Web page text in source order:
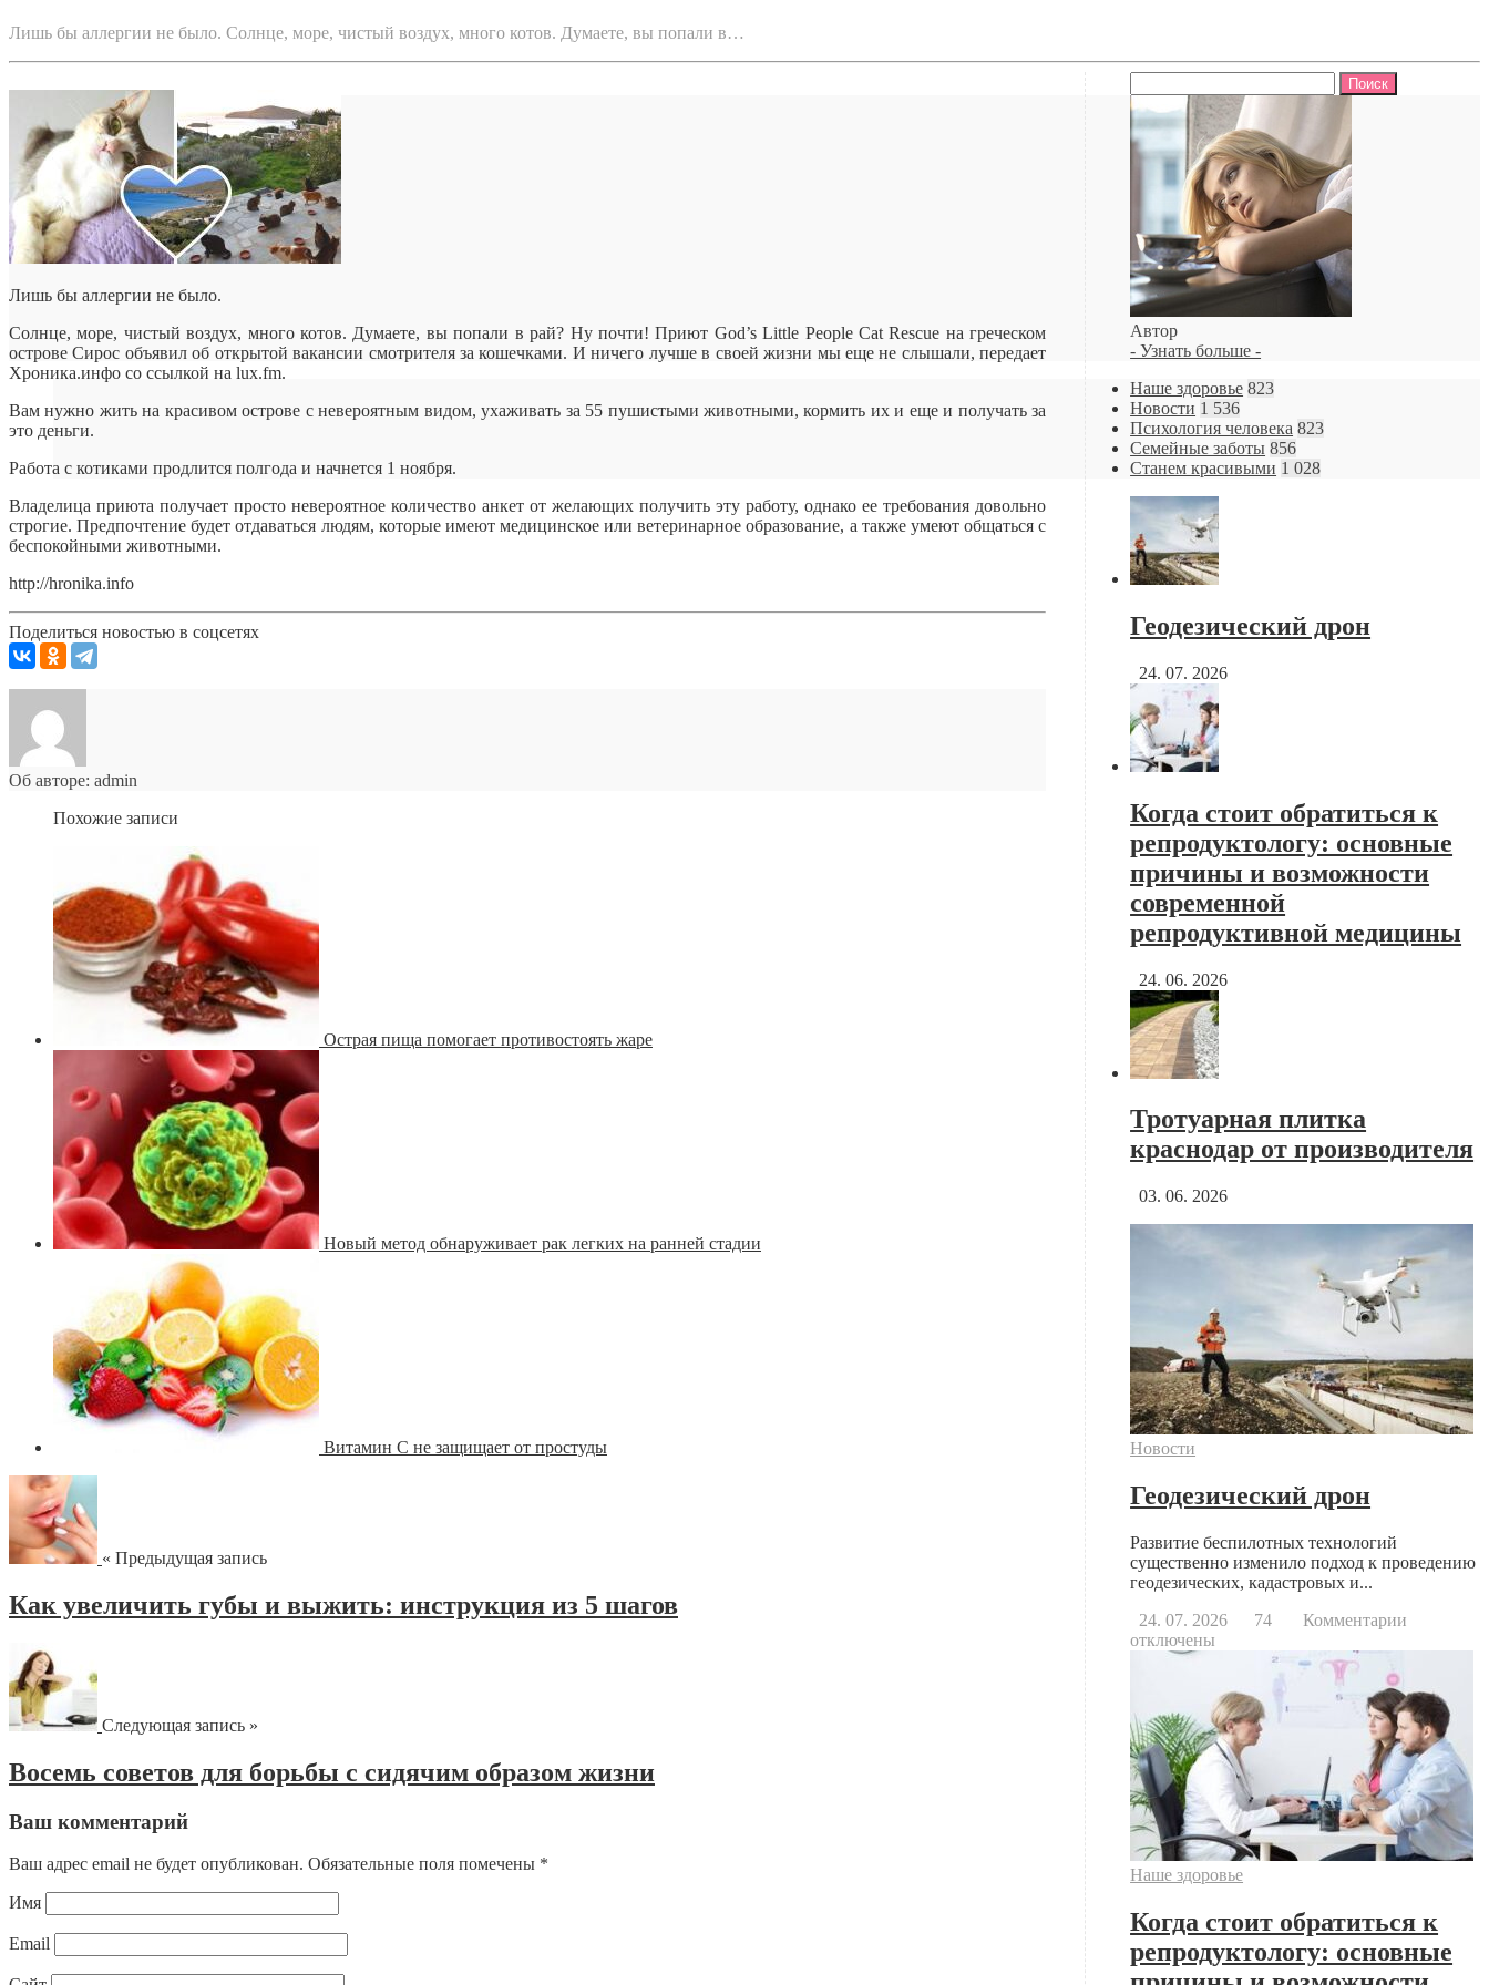
Лишь бы аллергии не было. Солнце, море, чистый воздух, много котов. Думаете, вы попали в…
Лишь бы аллергии не было.
Солнце, море, чистый воздух, много котов. Думаете, вы попали в рай? Ну почти! Приют God’s Little People Cat Rescue на греческом
острове Сирос объявил об открытой вакансии смотрителя за кошечками. И ничего лучше в своей жизни мы еще не слышали, передает
Хроника.инфо со ссылкой на lux.fm.
Вам нужно жить на красивом острове с невероятным видом, ухаживать за 55 пушистыми животными, кормить их и еще и получать за
это деньги.
Работа с котиками продлится полгода и начнется 1 ноября.
Владелица приюта получает просто невероятное количество анкет от желающих получить эту работу, однако ее требования довольно
строгие. Предпочтение будет отдаваться людям, которые имеют медицинское или ветеринарное образование, а также умеют общаться с
беспокойными животными.
http://hronika.info
Поделиться новостью в соцсетях
Об авторе: admin
Похожие записи
Острая пища помогает противостоять жаре
Новый метод обнаруживает рак легких на ранней стадии
Витамин С не защищает от простуды
« Предыдущая запись
Как увеличить губы и выжить: инструкция из 5 шагов
Следующая запись »
Восемь советов для борьбы с сидячим образом жизни
Ваш комментарий
Ваш адрес email не будет опубликован. Обязательные поля помечены *
Имя
Email
Автор
- Узнать больше -
Наше здоровье 823
Новости 1 536
Психология человека 823
Семейные заботы 856
Станем красивыми 1 028
Геодезический дрон
24. 07. 2026
Когда стоит обратиться к
репродуктологу: основные
причины и возможности
современной
репродуктивной медицины
24. 06. 2026
Тротуарная плитка
краснодар от производителя
03. 06. 2026
Новости
Геодезический дрон
Развитие беспилотных технологий
существенно изменило подход к проведению
геодезических, кадастровых и...
24. 07. 2026
74 Комментарии
отключены
Наше здоровье
Когда стоит обратиться к
репродуктологу: основные